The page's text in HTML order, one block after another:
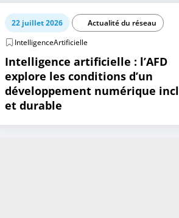
22 juillet 2026
Actualité du réseau
IntelligenceArtificielle
Intelligence artificielle : l’AFD
explore les conditions d’un
développement numérique
et durable